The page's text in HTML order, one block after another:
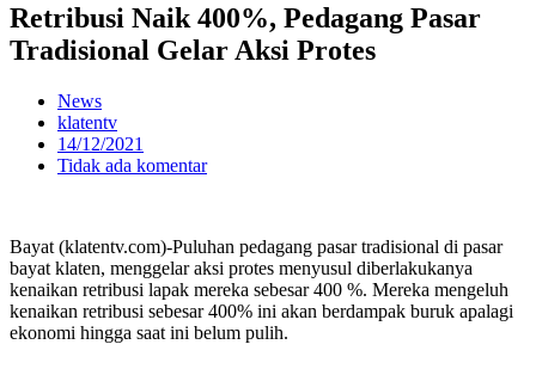
Retribusi Naik 400%, Pedagang Pasar
Tradisional Gelar Aksi Protes
News
klatentv
14/12/2021
Tidak ada komentar
Bayat (klatentv.com)-Puluhan pedagang pasar tradisional di pasar
bayat klaten, menggelar aksi protes menyusul diberlakukanya
kenaikan retribusi lapak mereka sebesar 400 %. Mereka mengeluh
kenaikan retribusi sebesar 400% ini akan berdampak buruk apalagi
ekonomi hingga saat ini belum pulih.